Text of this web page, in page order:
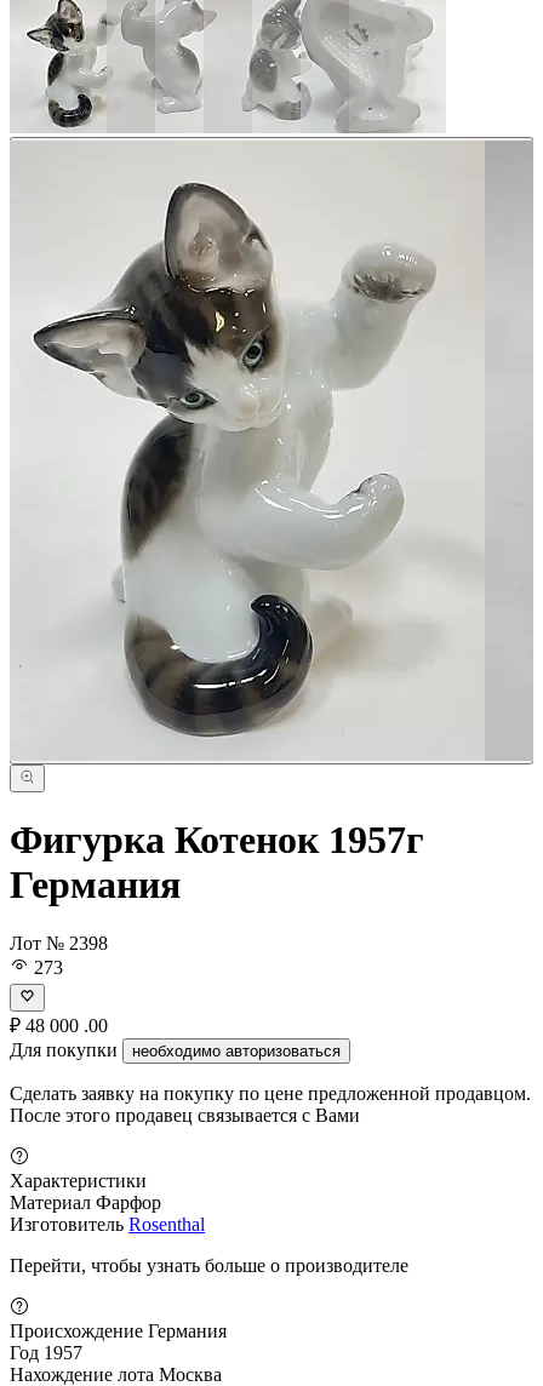
Фигурка Котенок 1957г
Германия
Лот № 2398
273
₽ 48 000 .00
Для покупки
необходимо авторизоваться
Сделать заявку на покупку по цене предложенной продавцом.
После этого продавец связывается с Вами
Характеристики
Материал Фарфор
Изготовитель Rosenthal
Перейти, чтобы узнать больше о производителе
Происхождение Германия
Год 1957
Нахождение лота Москва